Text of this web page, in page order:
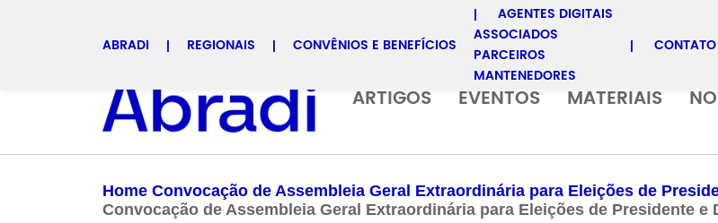
ABRADI REGIONAIS CONVÊNIOS E BENEFÍCIOS
AGENTES DIGITAIS
ASSOCIADOS
PARCEIROS
MANTENEDORES
CONTATO
Selecione uma regional
ARTIGOS EVENTOS MATERIAIS
Home Convocação de Assembleia Geral Extraordinária para Eleições de
Convocação de Assembleia Geral Extraordinária para Eleições de Presidente e